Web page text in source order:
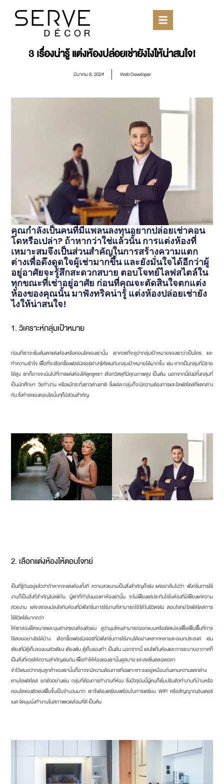
3 เรื่องน่ารู้ แต่งห้องปล่อยเช่ายังไงให้น่าสนใจ!
มีนาคม 8, 2024 Web Developer
คุณกำลังเป็นคนที่มีแพลนลงทุนอยากปล่อยเช่าคอน
โดหรือเปล่า? ถ้าหากว่าใช่แล้วนั้น การแต่งห้องที่
เหมาะสมจึงเป็นส่วนสำคัญในการสร้างความแตก
ต่างเพื่อดึงดูดใจผู้เช่ามากขึ้น และยังมั่นใจได้อีกว่าผู้
อยู่อาศัยจะรู้สึกสะดวกสบาย ตอบโจทย์ไลฟสไตล์ใน
ทุกขณะที่เช่าอยู่อาศัย ก่อนที่คุณจะตัดสินใจตกแต่ง
ห้องของคุณนั้น มาฟังทริคน่ารู้ แต่งห้องปล่อยเช่ายัง
ไงให้น่าสนใจ!
1. วิเคราะห์กลุ่มเป้าหมาย
ก่อนที่เราจะเริ่มต้นตกแต่งห้องหรือคอนโดของเรานั้น เราควรที่จะดูว่ากลุ่มเป้าหมายของเราว่าเป็นใคร และ
ทำความเข้าใจ เพื่อที่จะเลือกซื้อเฟอร์นิเจอร์ต่างๆให้ตรงกับกลุ่มเป้าหมายได้มากขึ้น เช่น หากเป็นกลุ่มที่มีราย
ได้สูง เราก็อาจจะเน้นไปที่การแต่งห้องให้ดูหรูหรา เลือกวัสดุที่มีคุณภาพสูง เป็นต้น นอกจากนี้ยังมีทั้งกลุ่มที่
เป็นนักศึกษา วัยทำงาน หรือแม้กระทั่งชาวต่างชาติ ซึ่งแต่ละกลุ่มก็จะมีความต้องการและไลฟสไตล์ที่แตกต่าง
กัน ซึ่งทำเลของคอนโดนั้นๆก็มีส่วนสำคัญ
2. เลือกแต่งห้องให้ตอบโจทย์
เป็นที่รู้กันอยู่แล้วว่าถ้าหากจะแต่งห้องทั้งที ความสวยงามเป็นสิ่งสำคัญก็จริง แต่อย่าลืมไปว่า ฟังก์ชั่นการใช้
งานก็เป็นสิ่งที่สำคัญไม่แพ้กัน ผู้เช่าที่กำลังมองหาห้องเช่านั้น จะไม่เพียงแต่ประทับใจในห้องที่มีเพียงแค่ความ
สวยงาม แต่จะตกลงปลงใจกับห้องที่มีฟังก์ชั่นการใช้งานที่สามารถใช้ได้ในชีวิตจริง ตอบโจทย์ไลฟ์สไตล์การ
ใช้ชีวิตได้มากกว่า
ให้เราลองเช็คขนาดและมุมต่างๆของห้องตัวเอง ดูว่ามุมไหนสามารถออกแบบหรือดัดแปลงเพื่อเพิ่มพื้นที่การ
ใช้สอยอย่างไรได้บ้าง เลือกซื้อเฟอร์นิเจอร์ที่มีฟังก์ชั่นการใช้งานได้อย่างหลากหลายละอเนกประสงค์ เช่น
เตียงที่มีตู้เก็บของบนหัวเตียง เตียงพับ ตู้เก็บรองเท้า เป็นต้น นอกจากนี้ แสงไฟในห้องและการระบายอากาศก็
เป็นสิ่งที่ควรให้ความสำคัญเช่นกัน เพื่อทำให้ห้องของเรานั้นดูสบาย และสดชื่นตลอดเวลา
จำไว้เสมอว่ากลุ่มลูกค้าของเรานั้นก็อาจจะมีความต้องการที่เฉพาะเจาะจงอยู่เหมือนกันตามความแตกต่าง
ตามไลฟสไตล์ ยกตัวอย่างเช่น กลุ่มที่ต้องการทำงานที่ห้อง ซึ่งปัจจุบันนี้ผู้คนก็เริ่มปรับตัวทำงานที่บ้านหรือ
คอนโดของตัวเองเพิ่มขึ้นเป็นจำนวนมาก เราจึงต้องเตรียมพร้อมในการเตรียม WIFI หรือสัญญาณอินเตอร์
เนต จัดมุมนั่งทำงานในสภาพแวดล้อมที่ดี เป็นต้น